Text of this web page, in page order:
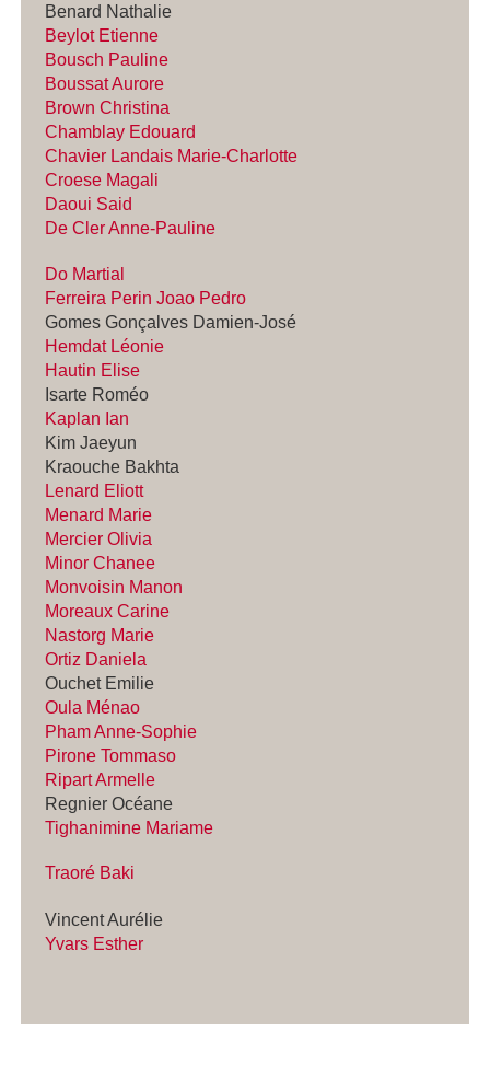
Benard Nathalie
Beylot Etienne
Bousch Pauline
Boussat Aurore
Brown Christina
Chamblay Edouard
Chavier Landais Marie-Charlotte
Croese Magali
Daoui Said
De Cler Anne-Pauline
Do Martial
Ferreira Perin Joao Pedro
Gomes Gonçalves Damien-José
Hemdat Léonie
Hautin Elise
Isarte Roméo
Kaplan Ian
Kim Jaeyun
Kraouche Bakhta
Lenard Eliott
Menard Marie
Mercier Olivia
Minor Chanee
Monvoisin Manon
Moreaux Carine
Nastorg Marie
Ortiz Daniela
Ouchet Emilie
Oula Ménao
Pham Anne-Sophie
Pirone Tommaso
Ripart Armelle
Regnier Océane
Tighanimine Mariame
Traoré Baki
Vincent Aurélie
Yvars Esther